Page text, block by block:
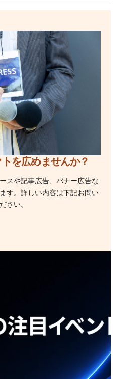
を広めませんか？
スや記事広告、バナー広告な
す。詳しい内容は下記お問い
さい。